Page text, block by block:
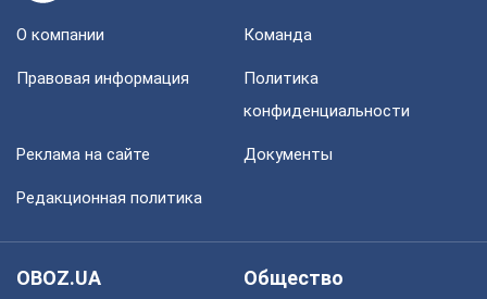
О компании Команда
Правовая информация
Политика
конфиденциальности
Реклама на сайте Документы
Редакционная политика
OBOZ.UA
Общество